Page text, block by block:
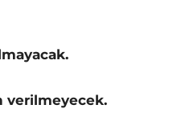
verilmeyecek.